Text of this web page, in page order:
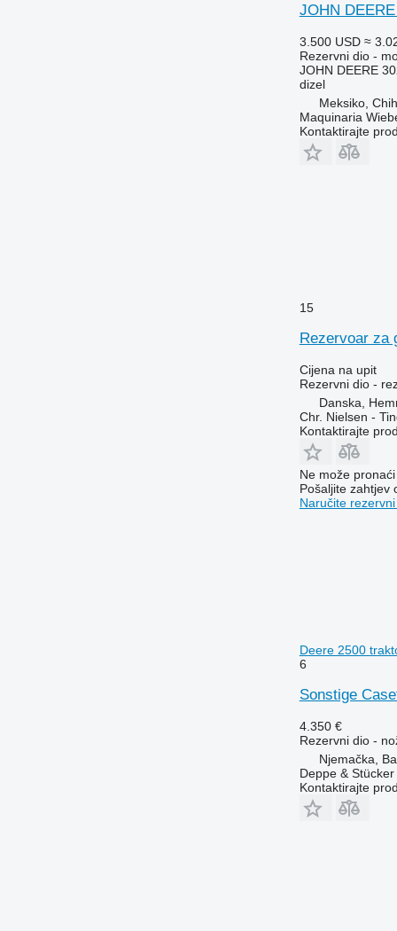
JOHN
3.500 USD ≈
Rezervni dio -
JOHN DEERE
dizel
Meksiko,
Maquinaria
Kontaktirajte
15
Rezervoar za
Cijena na upit
Rezervni dio -
Danska,
Chr. Nielsen -
Kontaktirajte
Ne može
Pošaljite zahtjev
Naručite
Deere 2500
6
Sonstige
4.350 €
Rezervni dio -
Njemačka,
Deppe &
Kontaktirajte